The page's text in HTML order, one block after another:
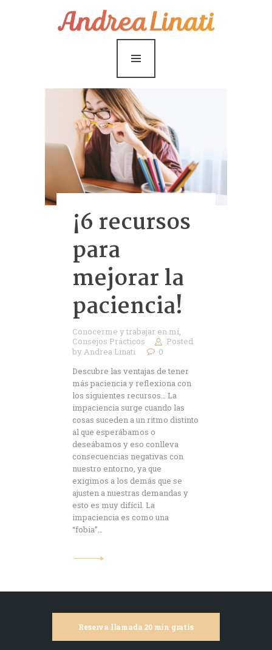
¿Cómo funciona?
Servicios
Coaching Gratis
Conóceme
Contáctame
Blog
¡6 recursos
para
mejorar la
paciencia!
Conocerme y trabajar en mí,
Consejos Prácticos
Posted
byAndrea Linati
0
Descubre las ventajas de tener
más paciencia y reflexiona con
los siguientes recursos… La
impaciencia surge cuando las
cosas suceden a un ritmo distinto
al que esperábamos o
deseábamos y eso conlleva
consecuencias negativas con
nuestro entorno, ya que
exigimos a los demás que se
ajusten a nuestras demandas y
esto es muy difícil. La
impaciencia es como una
“fobia”…
Reserva llamada 20 min gratis